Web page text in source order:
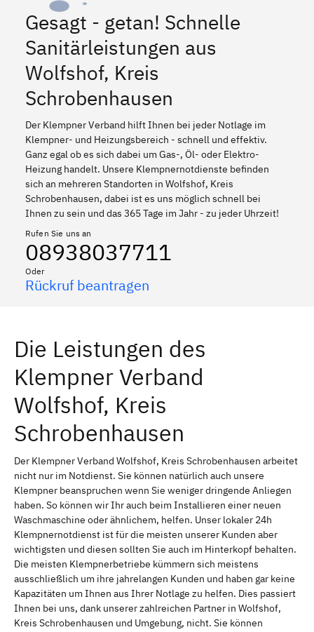
Gesagt - getan! Schnelle
Sanitärleistungen aus
Wolfshof, Kreis
Schrobenhausen
Der Klempner Verband hilft Ihnen bei jeder Notlage im
Klempner- und Heizungsbereich - schnell und effektiv.
Ganz egal ob es sich dabei um Gas-, Öl- oder Elektro-
Heizung handelt. Unsere Klempnernotdienste befinden
sich an mehreren Standorten in Wolfshof, Kreis
Schrobenhausen, dabei ist es uns möglich schnell bei
Ihnen zu sein und das 365 Tage im Jahr - zu jeder Uhrzeit!
Rufen Sie uns an
08938037711
Oder
Rückruf beantragen
Die Leistungen des
Klempner Verband
Wolfshof, Kreis
Schrobenhausen
Der Klempner Verband Wolfshof, Kreis Schrobenhausen arbeitet
nicht nur im Notdienst. Sie können natürlich auch unsere
Klempner beanspruchen wenn Sie weniger dringende Anliegen
haben. So können wir Ihr auch beim Installieren einer neuen
Waschmaschine oder ähnlichem, helfen. Unser lokaler 24h
Klempnernotdienst ist für die meisten unserer Kunden aber
wichtigsten und diesen sollten Sie auch im Hinterkopf behalten.
Die meisten Klempnerbetriebe kümmern sich meistens
ausschließlich um ihre jahrelangen Kunden und haben gar keine
Kapazitäten um Ihnen aus Ihrer Notlage zu helfen. Dies passiert
Ihnen bei uns, dank unserer zahlreichen Partner in Wolfshof,
Kreis Schrobenhausen und Umgebung, nicht. Sie können